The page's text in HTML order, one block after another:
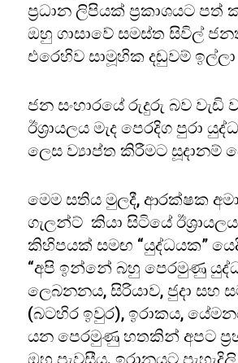
ප්‍රධාන ලිපියක් ප්‍රකාශයට පත්
ඔහු ගාසාවේ සමස්ත සිවිල්
එරෙහිව සාමූහික දඬුවම්
ජන සංහාරයේ රුදුරු බව වැඩි
ඊශ්‍රායලය මැද පෙරදිග පුරා
ලෙස ව්‍යාප්ත කිරීමට සූදානම්
මෙම සතිය මුලදී, ආරක්ෂක
ගැලන්ට් කියා සිටියේ
කිහිපයක් සමඟ “යුද්ධයක”
“අපි ඉන්නේ බහු පෙරමුණු
ලෙබනනය, සිරියාව, ජුදා සහ
(බටහිර ඉවුර), ඉරාකය,
යන පෙරමුණු හතකින් අපට
ඔහු පැවසීය. ඉරානයට